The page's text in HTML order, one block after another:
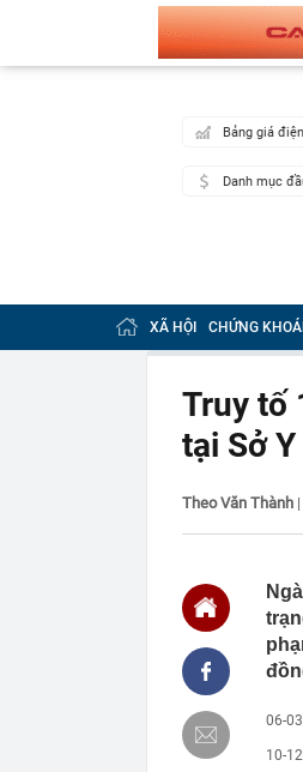
Bảng giá
Danh mục
XÃ HỘI CHỨNG
Truy tố
tại Sở
Theo Văn Thành |
06-
10-